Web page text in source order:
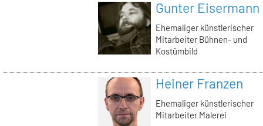
Gunter Eisermann
Ehemaliger künstlerischer
Mitarbeiter Bühnen- und
Kostümbild
Heiner Franzen
Ehemaliger künstlerischer
Mitarbeiter Malerei